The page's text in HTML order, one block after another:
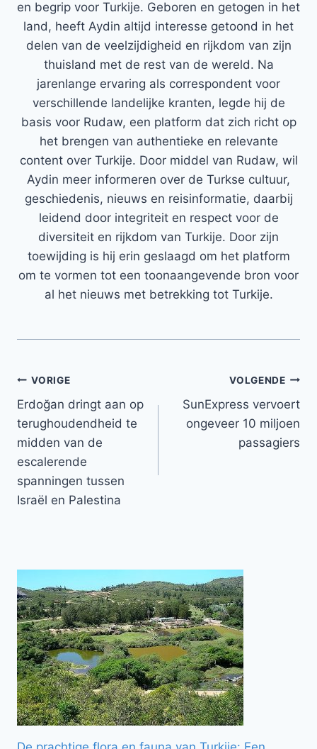
en begrip voor Turkije. Geboren en getogen in het
land, heeft Aydin altijd interesse getoond in het
delen van de veelzijdigheid en rijkdom van zijn
thuisland met de rest van de wereld. Na
jarenlange ervaring als correspondent voor
verschillende landelijke kranten, legde hij de
basis voor Rudaw, een platform dat zich richt op
het brengen van authentieke en relevante
content over Turkije. Door middel van Rudaw, wil
Aydin meer informeren over de Turkse cultuur,
geschiedenis, nieuws en reisinformatie, daarbij
leidend door integriteit en respect voor de
diversiteit en rijkdom van Turkije. Door zijn
toewijding is hij erin geslaagd om het platform
om te vormen tot een toonaangevende bron voor
al het nieuws met betrekking tot Turkije.
Bericht
navigatie
VORIGE
Erdoğan dringt aan op
terughoudendheid te
midden van de
escalerende
spanningen tussen
Israël en Palestina
VOLGENDE
SunExpress vervoert
ongeveer 10 miljoen
passagiers